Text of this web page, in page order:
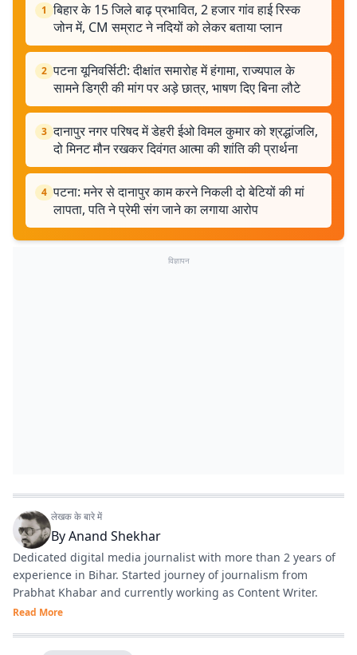
1 बिहार के 15 जिले बाढ़ प्रभावित, 2 हजार गांव हाई रिस्क
जोन में, CM सम्राट ने नदियों को लेकर बताया प्लान
2 पटना यूनिवर्सिटी: दीक्षांत समारोह में हंगामा, राज्यपाल के
सामने डिग्री की मांग पर अड़े छात्र, भाषण दिए बिना लौटे
3 दानापुर नगर परिषद में डेहरी ईओ विमल कुमार को श्रद्धांजलि,
दो मिनट मौन रखकर दिवंगत आत्मा की शांति की प्रार्थना
4 पटना: मनेर से दानापुर काम करने निकली दो बेटियों की मां
लापता, पति ने प्रेमी संग जाने का लगाया आरोप
विज्ञापन
लेखक के बारे में
ByAnand Shekhar
Dedicated digital media journalist with more than 2 years of
experience in Bihar. Started journey of journalism from
Prabhat Khabar and currently working as Content Writer.
Read More